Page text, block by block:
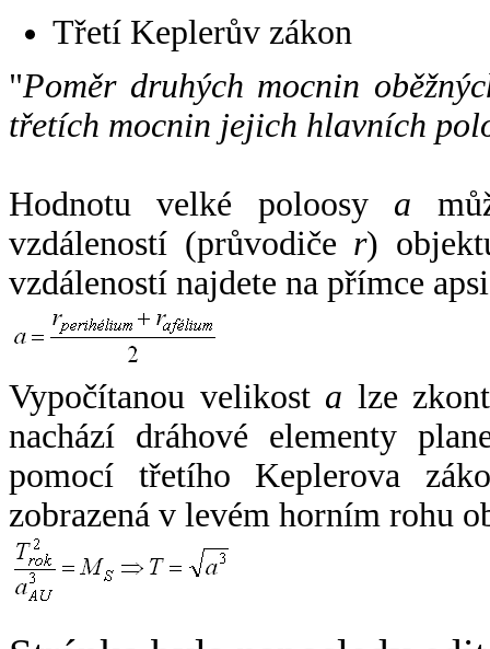
Třetí Keplerův zákon
"Poměr druhých mocnin
třetích mocnin jejich hlavních
Hodnotu velké poloosy a
vzdáleností (průvodiče r)
vzdáleností najdete na přímce
Vypočítanou velikost a lze
nachází dráhové elementy
pomocí třetího Keplerova
zobrazená v levém horním rohu